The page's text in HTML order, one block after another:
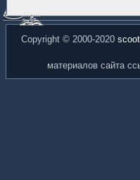
Copyright © 2000-2020
материалов сайта